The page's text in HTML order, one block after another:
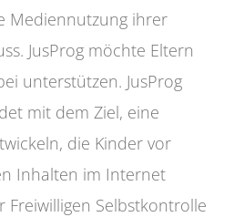
Mediennutzung ihrer
JusProg möchte Eltern
unterstützen. JusProg
mit dem Ziel, eine
die Kinder vor
Inhalten im Internet
Freiwilligen Selbstkontrolle